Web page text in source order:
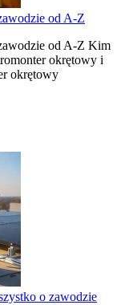
od A-Z
od A-Z Kim
okrętowy i
okrętowy
o zawodzie